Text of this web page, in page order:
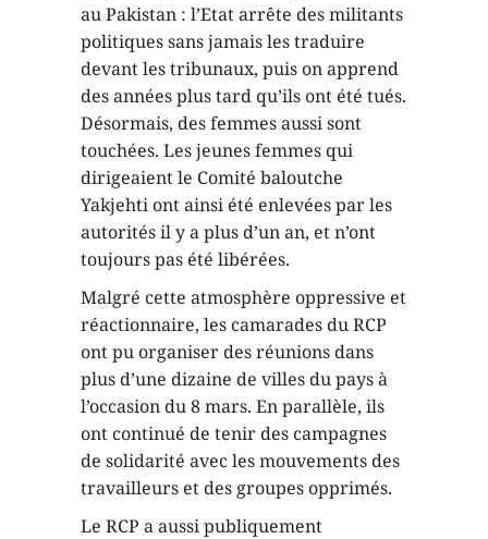
au Pakistan : l’Etat arrête des militants
politiques sans jamais les traduire
devant les tribunaux, puis on apprend
des années plus tard qu’ils ont été tués.
Désormais, des femmes aussi sont
touchées. Les jeunes femmes qui
dirigeaient le Comité baloutche
Yakjehti ont ainsi été enlevées par les
autorités il y a plus d’un an, et n’ont
toujours pas été libérées.
Malgré cette atmosphère oppressive et
réactionnaire, les camarades du RCP
ont pu organiser des réunions dans
plus d’une dizaine de villes du pays à
l’occasion du 8 mars. En parallèle, ils
ont continué de tenir des campagnes
de solidarité avec les mouvements des
travailleurs et des groupes opprimés.
Le RCP a aussi publiquement